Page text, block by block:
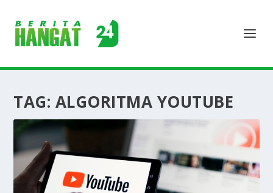
TAG: ALGORITMA YOUTUBE